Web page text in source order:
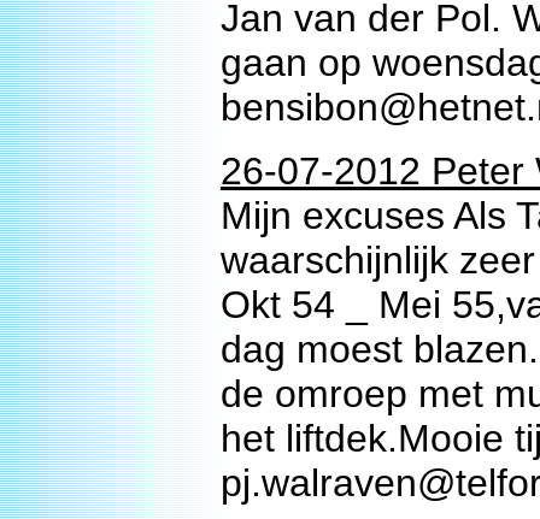
Jan van der Pol.
gaan op
26-07-2012 Peter
Mijn excuses Als
waarschijnlijk
Okt 54 _ Mei
dag moest
de omroep met
het liftdek.Mooie